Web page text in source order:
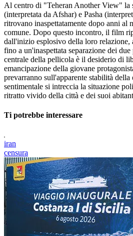
Al centro di "Teheran Another View" la
(interpretata da Afshar) e Pasha
ritrovano inaspettatamente dopo anni al
comune. Dopo questo incontro, il film
dall'inizio esplosivo della loro relazione,
fino a un'inaspettata separazione dei
centrale della pellicola è il desiderio di
emancipazione della giovane
prevarranno sull'apparente stabilità
sentimentale si intreccia la situazione
ritratto vivido della città e dei suoi
Ti potrebbe interessare
iran
censura